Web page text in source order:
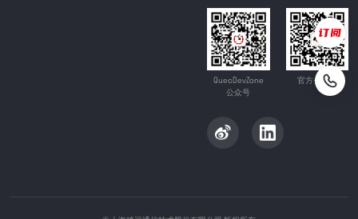
QuecDevZone
公众号
官方公众号